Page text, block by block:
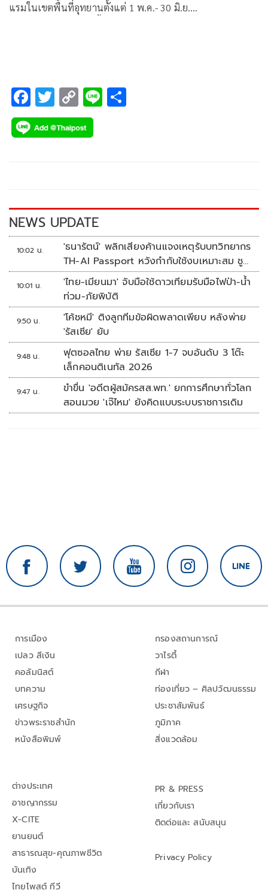
แรมในเขตพื้นที่อุทยานตั้งแต่ 1 พ.ค.- 30 มิ.ย.
F
ac
e
k
T
wi
tt
C
o
p
k
Li
NEWS UPDATE
10:02 น.
'ธนารัตน์' พลิกเสียงค้านแจงเหตุรับบทวิทยากร
TH-AI Passport หวังกำกับใช้งบเหมาะสม ชู
จุดเด่นคนไทยได้ใช้ AI ระดับโปร ลดเหลื่อมล้ำ
ทางเทคโนโลยี เซฟงบไปกว่า900ล้าน เชื่อหาก
ใช้เต็มที่เอกชนขาดทุนย่อยยับ
10:01 น.
'ไทย-เมียนมา' จับมือใช้ดาวเทียมรับมือไฟป่า-น้ำ
ท่วม-ภัยพิบัติ
9:50 น.
'โค้ชหมี' ติงลูกทีมข้อผิดพลาดเพียบ หลังพ่าย
'รัสเซีย' ยับ
9:48 น.
ฟุตซอลไทย พ่าย รัสเซีย 1-7 จบอันดับ 3 โต๊ะ
เล็กคอนติเนทัล 2026
9:47 น.
ขำขื่น 'อดีตผู้สมัครสส.พท.' ยกการศึกษาทั่วโลก
สอนมวย 'เจ๊ไหม' ยังคิดแบบระบบราชการเดิม
การเมือง
เปลว สีเงิน
คอลัมนิสต์
บทความ
เศรษฐกิจ
ข่าวพระราชสำนัก
หนังสือพิมพ์
กรองสถานการณ์
วาไรตี้
กีฬา
ท่องเที่ยว – ศิลปวัฒนธรรม
ประชาสัมพันธ์
ภูมิภาค
สิ่งแวดล้อม
ต่างประเทศ
อาชญากรรม
X-CITE
ยานยนต์
สาธารณสุข-คุณภาพชีวิต
บันเทิง
ไทยโพสต์ ทีวี
PR & PRESS
เกี่ยวกับเรา
ติดต่อและ สนับสนุน
Privacy Policy